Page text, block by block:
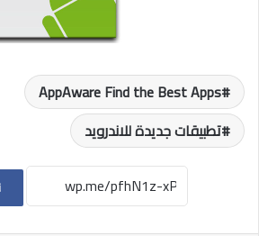
AppAware Find the Best Apps
تطبيقات جديدة للاندرويد